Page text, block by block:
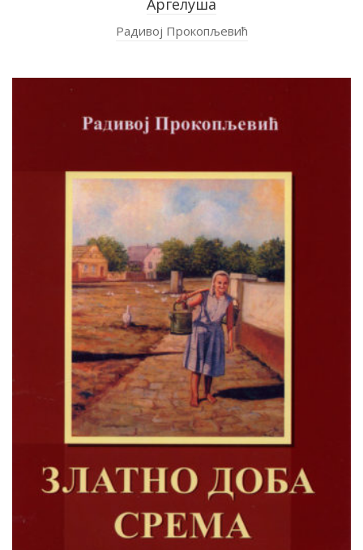
Аргелуша
Радивој Прокопљевић